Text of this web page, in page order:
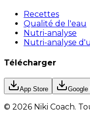
Recettes
Qualité de l'eau
Nutri-analyse
Nutri-analyse
Télécharger
App Store Google
© 2026 Niki Coach.